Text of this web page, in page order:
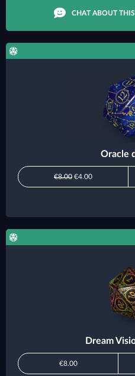
CHAT ABOUT
Oracle
€8.00 €4.00
Dream
€8.00